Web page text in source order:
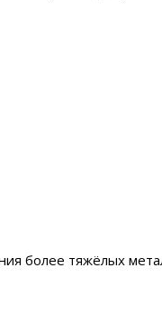
более тяжёлых